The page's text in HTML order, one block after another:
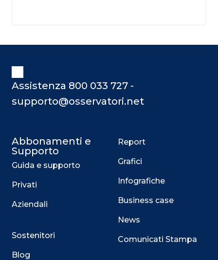
Assistenza 800 033 727 -
supporto@osservatori.net
Abbonamenti e
Supporto
Guida e supporto
Privati
Aziendali
Sostenitori
Blog
Report
Grafici
Infografiche
Business case
News
Comunicati Stampa